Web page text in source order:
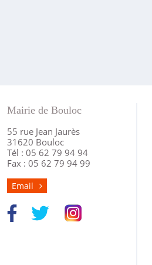
Mairie de Bouloc
55 rue Jean Jaurès
31620 Bouloc
Tél : 05 62 79 94 94
Fax : 05 62 79 94 99
Email